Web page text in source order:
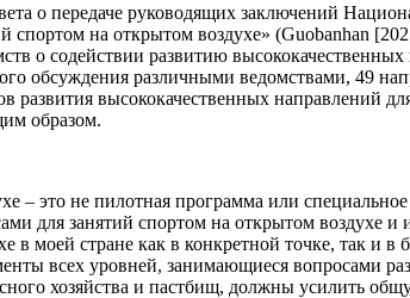
о передаче руководящих заключений
спортом на открытом воздухе» (Guobanhan
о содействии развитию
обсуждения различными ведомствами, 49
высококачественных направлений
образом.
– это не пилотная программа или
для занятий спортом на открытом воздухе
моей стране как в конкретной точке, так и
всех уровней, занимающиеся вопросами
хозяйства и пастбищ, должны усилить